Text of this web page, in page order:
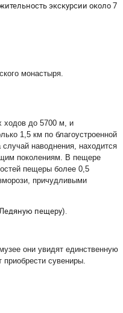
экскурсии около 7
монастыря.
ходов до 5700 м, и
1,5 км по благоустроенной
наводнения, находится
поколениям. В пещере
пещеры более 0,5
причудливыми
Ледяную пещеру).
они увидят единственную
сувениры.